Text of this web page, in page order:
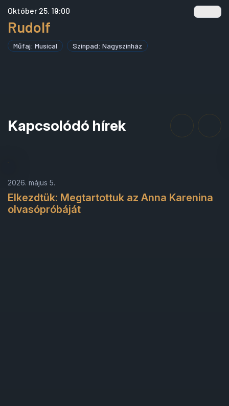
Október 25. 19:00
Rudolf
Műfaj: Musical Színpad: Nagyszínház
Kapcsolódó hírek
2026. május 5.
Elkezdtük: Megtartottuk az Anna Karenina
olvasópróbáját